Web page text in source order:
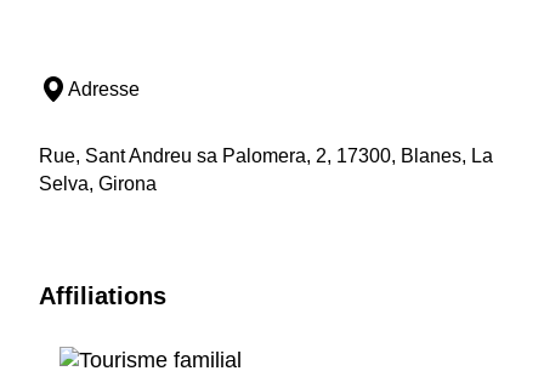
Adresse
Rue, Sant Andreu sa Palomera, 2, 17300, Blanes, La
Selva, Girona
Affiliations